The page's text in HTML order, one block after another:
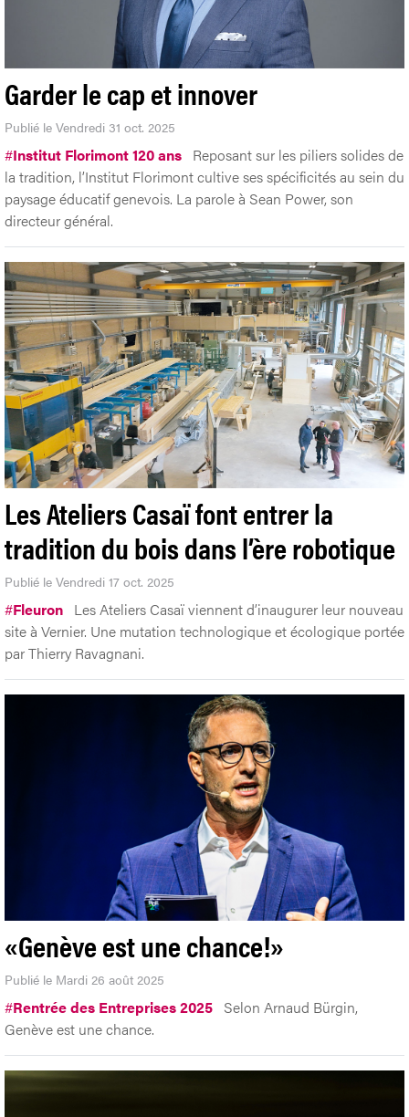
Garder le cap et innover
Publié le Vendredi 31 oct. 2025
#Institut Florimont 120 ans Reposant sur les piliers solides de
la tradition, l’Institut Florimont cultive ses spécificités au sein du
paysage éducatif genevois. La parole à Sean Power, son
directeur général.
Les Ateliers Casaï font entrer la
tradition du bois dans l’ère robotique
Publié le Vendredi 17 oct. 2025
#Fleuron Les Ateliers Casaï viennent d’inaugurer leur nouveau
site à Vernier. Une mutation technologique et écologique portée
par Thierry Ravagnani.
«Genève est une chance!»
Publié le Mardi 26 août 2025
#Rentrée des Entreprises 2025 Selon Arnaud Bürgin,
Genève est une chance.